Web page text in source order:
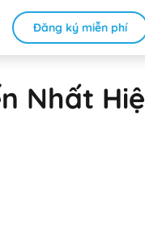
Đăng ký miễn phí
Nhất